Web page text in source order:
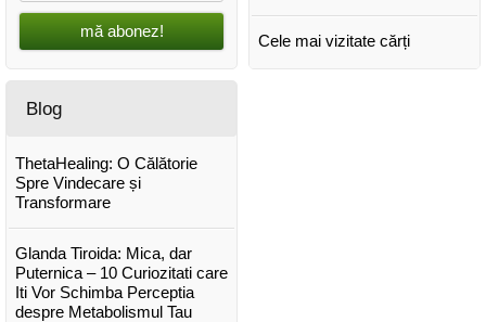
mă abonez!
Cele mai vizitate cărți
Blog
ThetaHealing: O Călătorie
Spre Vindecare și
Transformare
Glanda Tiroida: Mica, dar
Puternica – 10 Curiozitati care
Iti Vor Schimba Perceptia
despre Metabolismul Tau